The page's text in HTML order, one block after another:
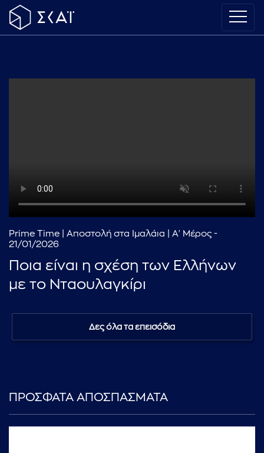
Prime Time | Αποστολή στα Ιμαλάια | Α' Μέρος -
21/01/2026
Ποια είναι η σχέση των Ελλήνων
με το Νταουλαγκίρι
Δες όλα τα επεισόδια
ΠΡΟΣΦΑΤΑ ΑΠΟΣΠΑΣΜΑΤΑ